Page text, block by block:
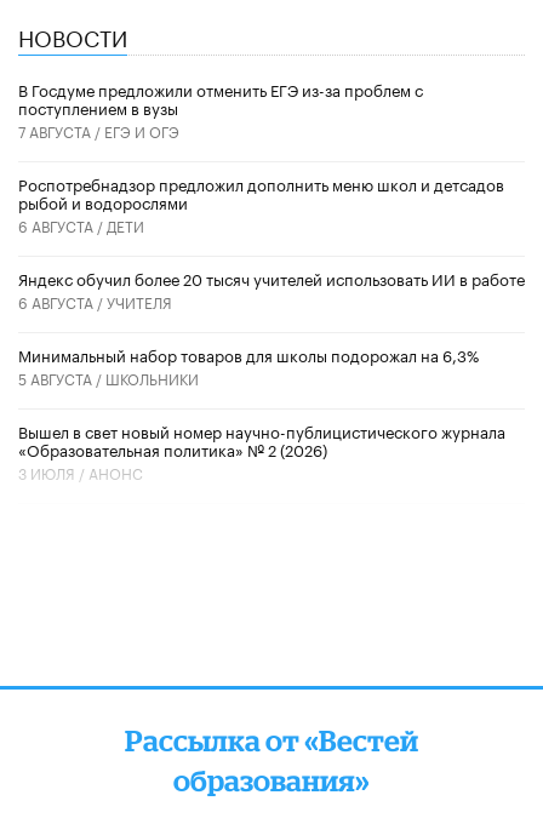
НОВОСТИ
В Госдуме предложили отменить ЕГЭ из-за проблем с
поступлением в вузы
7 АВГУСТА / ЕГЭ И ОГЭ
Роспотребнадзор предложил дополнить меню школ и детсадов
рыбой и водорослями
6 АВГУСТА / ДЕТИ
​Яндекс обучил более 20 тысяч учителей использовать ИИ в работе
6 АВГУСТА /УЧИТЕЛЯ
Минимальный набор товаров для школы подорожал на 6,3%
5 АВГУСТА / ШКОЛЬНИКИ
Вышел в свет новый номер научно-публицистического журнала
«Образовательная политика» № 2 (2026)
3 ИЮЛЯ / АНОНС
Рассылка от «Вестей
образования»